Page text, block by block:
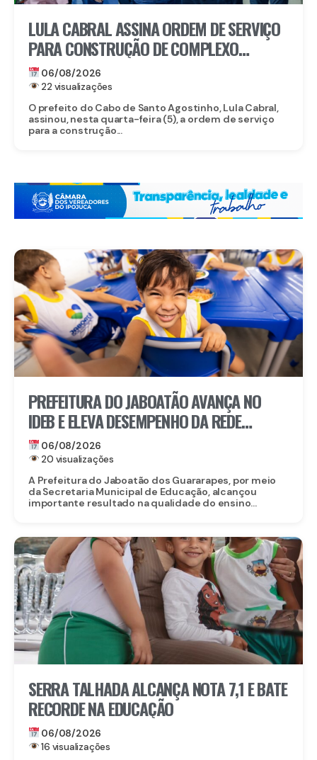
LULA CABRAL ASSINA ORDEM DE SERVIÇO
PARA CONSTRUÇÃO DE COMPLEXO
EDUCACIONAL EM SERRARIA
06/08/2026
22 visualizações
O prefeito do Cabo de Santo Agostinho, Lula Cabral,
assinou, nesta quarta-feira (5), a ordem de serviço
para a construção...
PREFEITURA DO JABOATÃO AVANÇA NO
IDEB E ELEVA DESEMPENHO DA REDE
MUNICIPAL DE ENSINO
06/08/2026
20 visualizações
A Prefeitura do Jaboatão dos Guararapes, por meio
da Secretaria Municipal de Educação, alcançou
importante resultado na qualidade do ensino...
SERRA TALHADA ALCANÇA NOTA 7,1 E BATE
RECORDE NA EDUCAÇÃO
06/08/2026
16 visualizações